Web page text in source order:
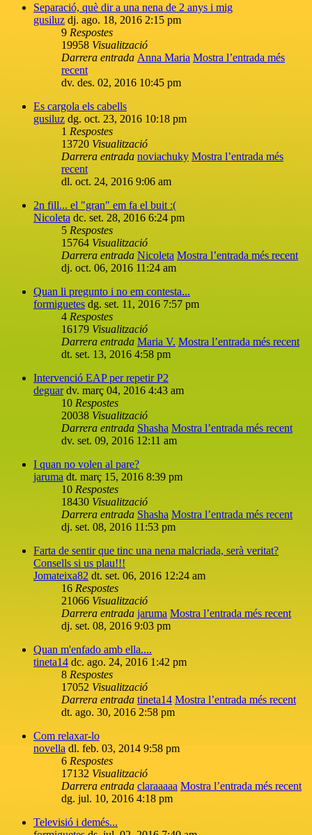
Separació, què dir a una nena de 2 anys i mig
gusiluz dj. ago. 18, 2016 2:15 pm
9 Respostes
19958 Visualització
Darrera entrada Anna Maria Mostra l’entrada més
recent
dv. des. 02, 2016 10:45 pm
Es cargola els cabells
gusiluz dg. oct. 23, 2016 10:18 pm
1 Respostes
13720 Visualització
Darrera entrada noviachuky Mostra l’entrada més
recent
dl. oct. 24, 2016 9:06 am
2n fill... el "gran" em fa el buit :(
Nicoleta dc. set. 28, 2016 6:24 pm
5 Respostes
15764 Visualització
Darrera entrada Nicoleta Mostra l’entrada més recent
dj. oct. 06, 2016 11:24 am
Quan li pregunto i no em contesta...
formiguetes dg. set. 11, 2016 7:57 pm
4 Respostes
16179 Visualització
Darrera entrada Maria V. Mostra l’entrada més recent
dt. set. 13, 2016 4:58 pm
Intervenció EAP per repetir P2
deguar dv. març 04, 2016 4:43 am
10 Respostes
20038 Visualització
Darrera entrada Shasha Mostra l’entrada més recent
dv. set. 09, 2016 12:11 am
I quan no volen al pare?
jaruma dt. març 15, 2016 8:39 pm
10 Respostes
18430 Visualització
Darrera entrada Shasha Mostra l’entrada més recent
dj. set. 08, 2016 11:53 pm
Farta de sentir que tinc una nena malcriada, serà veritat?
Consells si us plau!!!
Jomateixa82 dt. set. 06, 2016 12:24 am
16 Respostes
21066 Visualització
Darrera entrada jaruma Mostra l’entrada més recent
dj. set. 08, 2016 9:03 pm
Quan m'enfado amb ella....
tineta14 dc. ago. 24, 2016 1:42 pm
8 Respostes
17052 Visualització
Darrera entrada tineta14 Mostra l’entrada més recent
dt. ago. 30, 2016 2:58 pm
Com relaxar-lo
novella dl. feb. 03, 2014 9:58 pm
6 Respostes
17132 Visualització
Darrera entrada claraaaaa Mostra l’entrada més recent
dg. jul. 10, 2016 4:18 pm
Televisió i demés...